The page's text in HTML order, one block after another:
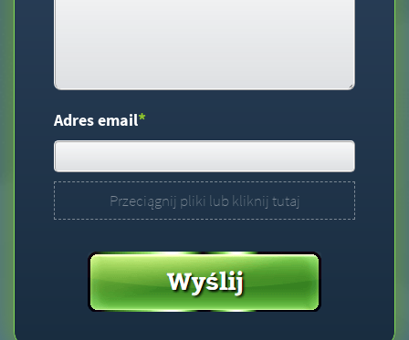
Adres email*
Przeciągnij pliki lub kliknij tutaj